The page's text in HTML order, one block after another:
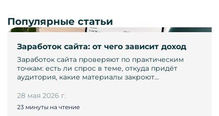
Заработок сайта: от чего зависит доход
Заработок сайта проверяют по практическим
точкам: есть ли спрос в теме, откуда придёт
аудитория, какие материалы закроют…
28 мая 2026 г.
23 минуты на чтение
Популярные статьи